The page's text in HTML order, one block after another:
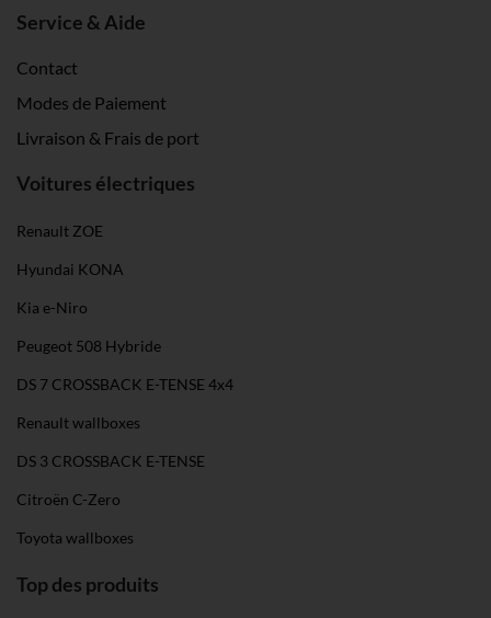
Service & Aide
Contact
Modes de Paiement
Livraison & Frais de port
Voitures électriques
Renault ZOE
Hyundai KONA
Kia e-Niro
Peugeot 508 Hybride
DS 7 CROSSBACK E-TENSE 4x4
Renault wallboxes
DS 3 CROSSBACK E-TENSE
Citroën C-Zero
Toyota wallboxes
Top des produits